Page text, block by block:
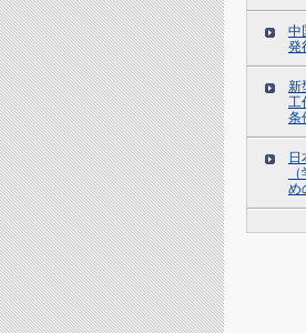
中
発
新
工
条
日
め